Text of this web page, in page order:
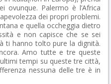
Palermo è l’Africa
dei propri problemi.
e quella occheggia dietro
e non capisce che se sei
ti hanno tolto pure la dignità.
Amo tutte e tre queste
tempi su queste tre città,
nessuna delle tre è in